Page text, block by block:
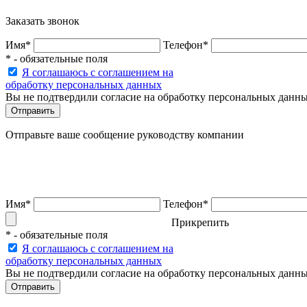
Заказать звонок
Имя*
Телефон*
* - обязательные поля
Я соглашаюсь с соглашением на
обработку персональных данных
Вы не подтвердили согласие на обработку персональных
Отправьте ваше сообщение руководству компании
Имя* Телефон*
Прикрепить
* - обязательные поля
Я соглашаюсь с соглашением на
обработку персональных данных
Вы не подтвердили согласие на обработку персональных